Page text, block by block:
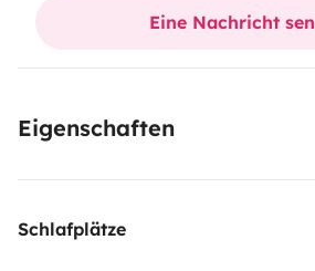
USB and USB-C ports, solar panel,
convenient to use your maps and
Eine Nachricht
Eigenschaften
Schlafplätze